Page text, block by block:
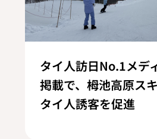
タイ人訪日No.1メデ
掲載で、栂池高原ス
タイ人誘客を促進